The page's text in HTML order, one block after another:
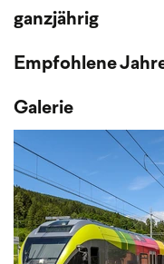
ganzjährig
Empfohlene
Galerie